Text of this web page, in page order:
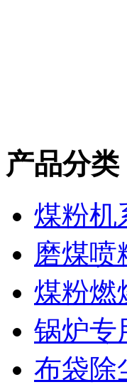
产品分类
煤粉机
磨煤喷
煤粉燃
锅炉专
布袋除